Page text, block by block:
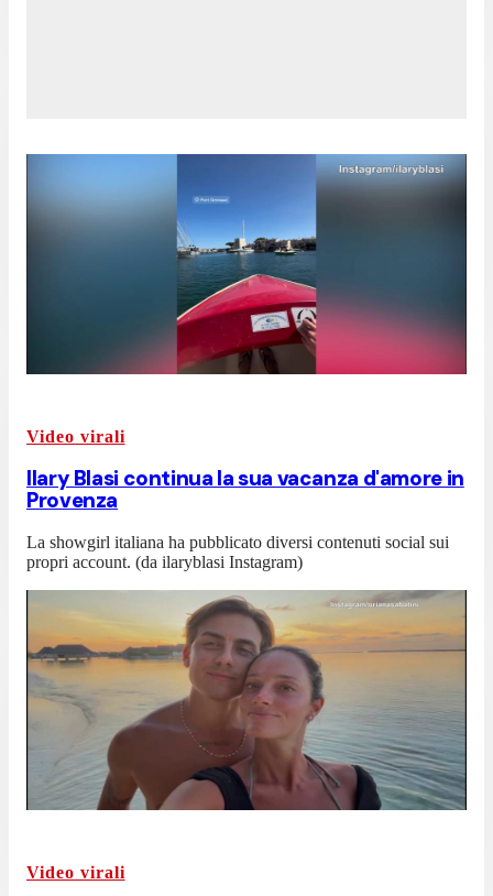
Video virali
Ilary Blasi continua la sua vacanza d'amore in
Provenza
La showgirl italiana ha pubblicato diversi contenuti social sui
propri account. (da ilaryblasi Instagram)
Video virali